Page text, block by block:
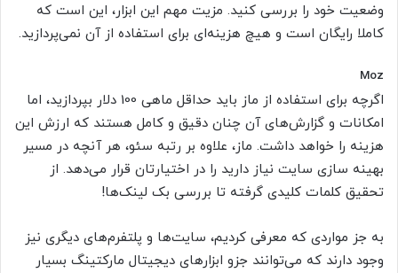
وضعیت خود را بررسی کنید. مزیت مهم این ابزار، این است که
کاملا رایگان است و هیچ هزینه‌ای برای استفاده از آن نمی‌پردازید.
Moz
اگرچه برای استفاده از ماز باید حداقل ماهی 100 دلار بپردازید، اما
امکانات و گزارش‌های آن چنان دقیق و کامل هستند که ارزش این
هزینه را خواهد داشت. ماز، علاوه بر رتبه سئو، هر آنچه در مسیر
بهینه سازی سایت نیاز دارید را در اختیارتان قرار می‌دهد. از
تحقیق کلمات کلیدی گرفته تا بررسی بک لینک‌ها!
به جز مواردی که معرفی کردیم، سایت‌ها و پلتفرم‌های دیگری نیز
وجود دارند که می‌توانند جزو ابزارهای دیجیتال مارکتینگ بسیار